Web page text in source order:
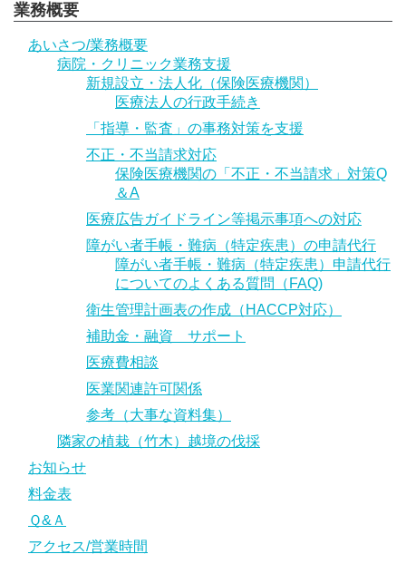
業務概要
あいさつ/業務概要
病院・クリニック業務支援
新規設立・法人化（保険医療機関）
医療法人の行政手続き
「指導・監査」の事務対策を支援
不正・不当請求対応
保険医療機関の「不正・不当請求」対策Q
＆A
医療広告ガイドライン等掲示事項への対応
障がい者手帳・難病（特定疾患）の申請代行
障がい者手帳・難病（特定疾患）申請代行
についてのよくある質問（FAQ)
衛生管理計画表の作成（HACCP対応）
補助金・融資 サポート
医療費相談
医業関連許可関係
参考（大事な資料集）
隣家の植栽（竹木）越境の伐採
お知らせ
料金表
Ｑ&Ａ
アクセス/営業時間